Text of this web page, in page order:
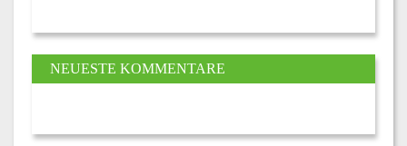
NEUESTE KOMMENTARE